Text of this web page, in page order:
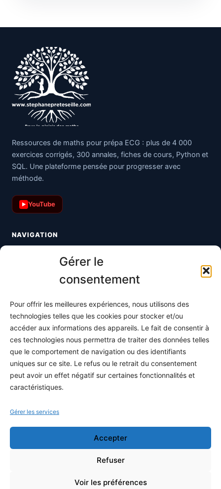
Gérer le
consentement
Pour offrir les meilleures expériences, nous utilisons des
technologies telles que les cookies pour stocker et/ou
accéder aux informations des appareils. Le fait de consentir à
ces technologies nous permettra de traiter des données telles
que le comportement de navigation ou des identifiants
uniques sur ce site. Le refus ou le retrait du consentement
peut avoir un effet négatif sur certaines fonctionnalités et
caractéristiques.
Gérer les services
Accepter
Refuser
Voir les préférences
Ressources de maths pour prépa ECG : plus de 4 000
exercices corrigés, 300 annales, fiches de cours, Python et
SQL. Une plateforme pensée pour progresser avec
méthode.
▶ YouTube
NAVIGATION
Toutes les maths
S'abonner
À propos
Contact / Support
Mes publications
INFORMATIONS LÉGALES
Conditions générales de vente